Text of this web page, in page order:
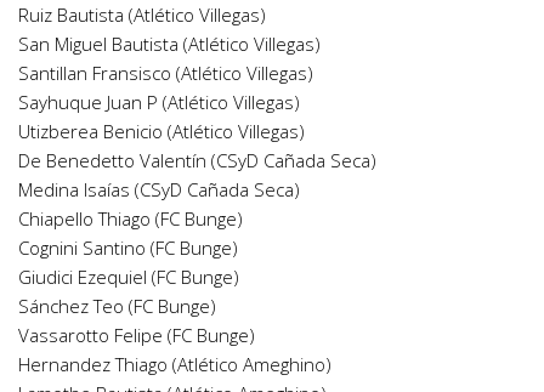
Ruiz Bautista (Atlético Villegas)
San Miguel Bautista (Atlético Villegas)
Santillan Fransisco (Atlético Villegas)
Sayhuque Juan P (Atlético Villegas)
Utizberea Benicio (Atlético Villegas)
De Benedetto Valentín (CSyD Cañada Seca)
Medina Isaías (CSyD Cañada Seca)
Chiapello Thiago (FC Bunge)
Cognini Santino (FC Bunge)
Giudici Ezequiel (FC Bunge)
Sánchez Teo (FC Bunge)
Vassarotto Felipe (FC Bunge)
Hernandez Thiago (Atlético Ameghino)